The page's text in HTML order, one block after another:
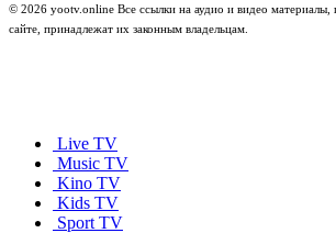
© 2026 yootv.online Все ссылки на аудио и видео материалы,
сайте, принадлежат их законным владельцам.
Live TV
Music TV
Kino TV
Kids TV
Sport TV